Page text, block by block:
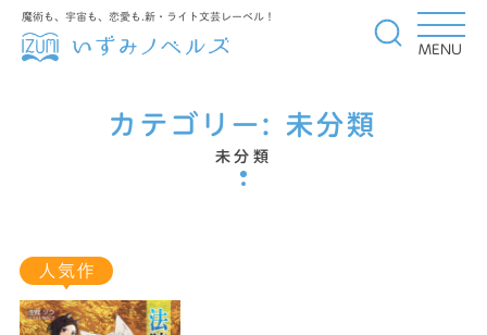
MENU
魔術も、宇宙も、恋愛も.新・ライト文芸レーベル！
カテゴリー: 未分類
未分類